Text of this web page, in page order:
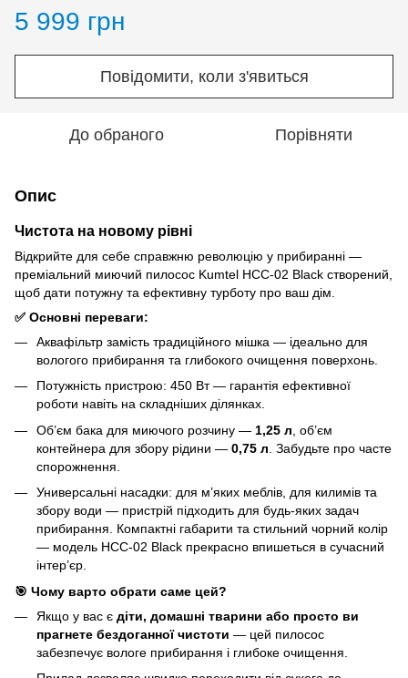
5 999 грн
Повідомити, коли з'явиться
До обраного Порівняти
Опис
Чистота на новому рівні
Відкрийте для себе справжню революцію у прибиранні —
преміальний миючий пилосос Kumtel HCC-02 Black створений,
щоб дати потужну та ефективну турботу про ваш дім.
✅ Основні переваги:
Аквафільтр замість традиційного мішка — ідеально для
вологого прибирання та глибокого очищення поверхонь.
Потужність пристрою: 450 Вт — гарантія ефективної
роботи навіть на складніших ділянках.
Об’єм бака для миючого розчину — 1,25 л , об’єм
контейнера для збору рідини — 0,75 л . Забудьте про часте
спорожнення.
Универсальні насадки: для м’яких меблів, для килимів та
збору води — пристрій підходить для будь-яких задач
прибирання. Компактні габарити та стильний чорний колір
— модель HCC-02 Black прекрасно впишеться в сучасний
інтер’єр.
🎯 Чому варто обрати саме цей?
Якщо у вас є діти, домашні тварини або просто ви
прагнете бездоганної чистоти — цей пилосос
забезпечує вологе прибирання і глибоке очищення.